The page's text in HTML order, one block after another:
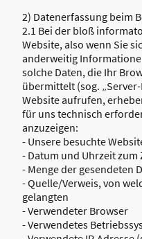
2) Datenerfassung beim
2.1 Bei der bloß
Website, also wenn Sie
anderweitig
solche Daten, die Ihr
übermittelt (sog.
Website aufrufen,
für uns technisch
anzuzeigen:
- Unsere besuchte
- Datum und Uhrzeit
- Menge der gesendeten
- Quelle/Verweis, von
gelangten
- Verwendeter Browser
- Verwendetes